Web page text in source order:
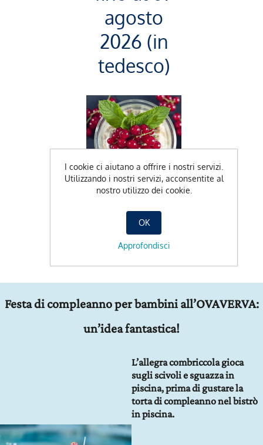
agosto
2026 (in
tedesco)
away
disponibile
Festa di compleanno per bambini all’OVAVERVA:
un’idea fantastica!
L’allegra combriccola gioca
sugli scivoli e sguazza in
piscina, prima di gustare la
torta di compleanno nel bistrò
in piscina.
I cookie ci aiutano a offrire i nostri servizi.
Utilizzando i nostri servizi, acconsentite al
nostro utilizzo dei cookie.
OK
Approfondisci